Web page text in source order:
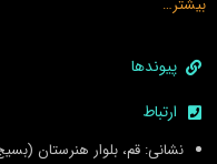
بیشتر…
پیوندها
ارتباط
نشانی: قم، بلوار هنرستان (بسیج) نبش کوچه